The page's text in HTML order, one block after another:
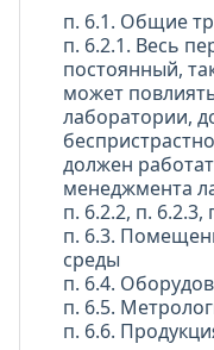
п. 6.1. Общие
п. 6.2.1. Весь
постоянный,
может
лаборатории,
должен
менеджмента
п. 6.2.2, п. 6.2.3,
п. 6.3.
среды
п. 6.4.
п. 6.5.
п. 6.6.